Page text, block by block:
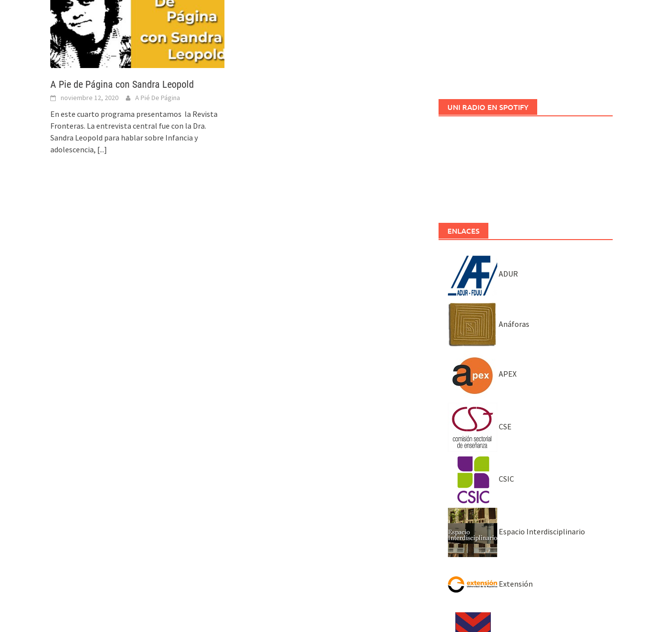
A Pie de Página con Sandra Leopold
noviembre 12, 2020 A Pié De Página
En este cuarto programa presentamos la Revista
Fronteras. La entrevista central fue con la Dra.
Sandra Leopold para hablar sobre Infancia y
adolescencia, [...]
UNI RADIO EN SPOTIFY
ENLACES
ADUR
Anáforas
APEX
CSE
CSIC
Espacio Interdisciplinario
Extensión